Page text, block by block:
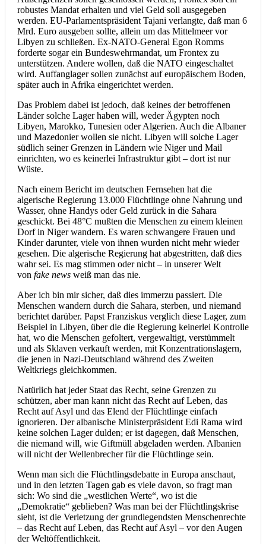
robustes Mandat erhalten und viel Geld soll ausgegeben
werden. EU-Parlamentspräsident Tajani verlangte, daß man 6
Mrd. Euro ausgeben sollte, allein um das Mittelmeer vor
Libyen zu schließen. Ex-NATO-General Egon Romms
forderte sogar ein Bundeswehrmandat, um Frontex zu
unterstützen. Andere wollen, daß die NATO eingeschaltet
wird. Auffanglager sollen zunächst auf europäischem Boden,
später auch in Afrika eingerichtet werden.
Das Problem dabei ist jedoch, daß keines der betroffenen
Länder solche Lager haben will, weder Ägypten noch
Libyen, Marokko, Tunesien oder Algerien. Auch die Albaner
und Mazedonier wollen sie nicht. Libyen will solche Lager
südlich seiner Grenzen in Ländern wie Niger und Mail
einrichten, wo es keinerlei Infrastruktur gibt – dort ist nur
Wüste.
Nach einem Bericht im deutschen Fernsehen hat die
algerische Regierung 13.000 Flüchtlinge ohne Nahrung und
Wasser, ohne Handys oder Geld zurück in die Sahara
geschickt. Bei 48°C mußten die Menschen zu einem kleinen
Dorf in Niger wandern. Es waren schwangere Frauen und
Kinder darunter, viele von ihnen wurden nicht mehr wieder
gesehen. Die algerische Regierung hat abgestritten, daß dies
wahr sei. Es mag stimmen oder nicht – in unserer Welt
von fake news weiß man das nie.
Aber ich bin mir sicher, daß dies immerzu passiert. Die
Menschen wandern durch die Sahara, sterben, und niemand
berichtet darüber. Papst Franziskus verglich diese Lager, zum
Beispiel in Libyen, über die die Regierung keinerlei Kontrolle
hat, wo die Menschen gefoltert, vergewaltigt, verstümmelt
und als Sklaven verkauft werden, mit Konzentrationslagern,
die jenen in Nazi-Deutschland während des Zweiten
Weltkriegs gleichkommen.
Natürlich hat jeder Staat das Recht, seine Grenzen zu
schützen, aber man kann nicht das Recht auf Leben, das
Recht auf Asyl und das Elend der Flüchtlinge einfach
ignorieren. Der albanische Ministerpräsident Edi Rama wird
keine solchen Lager dulden; er ist dagegen, daß Menschen,
die niemand will, wie Giftmüll abgeladen werden. Albanien
will nicht der Wellenbrecher für die Flüchtlinge sein.
Wenn man sich die Flüchtlingsdebatte in Europa anschaut,
und in den letzten Tagen gab es viele davon, so fragt man
sich: Wo sind die „westlichen Werte“, wo ist die
„Demokratie“ geblieben? Was man bei der Flüchtlingskrise
sieht, ist die Verletzung der grundlegendsten Menschenrechte
– das Recht auf Leben, das Recht auf Asyl – vor den Augen
der Weltöffentlichkeit.